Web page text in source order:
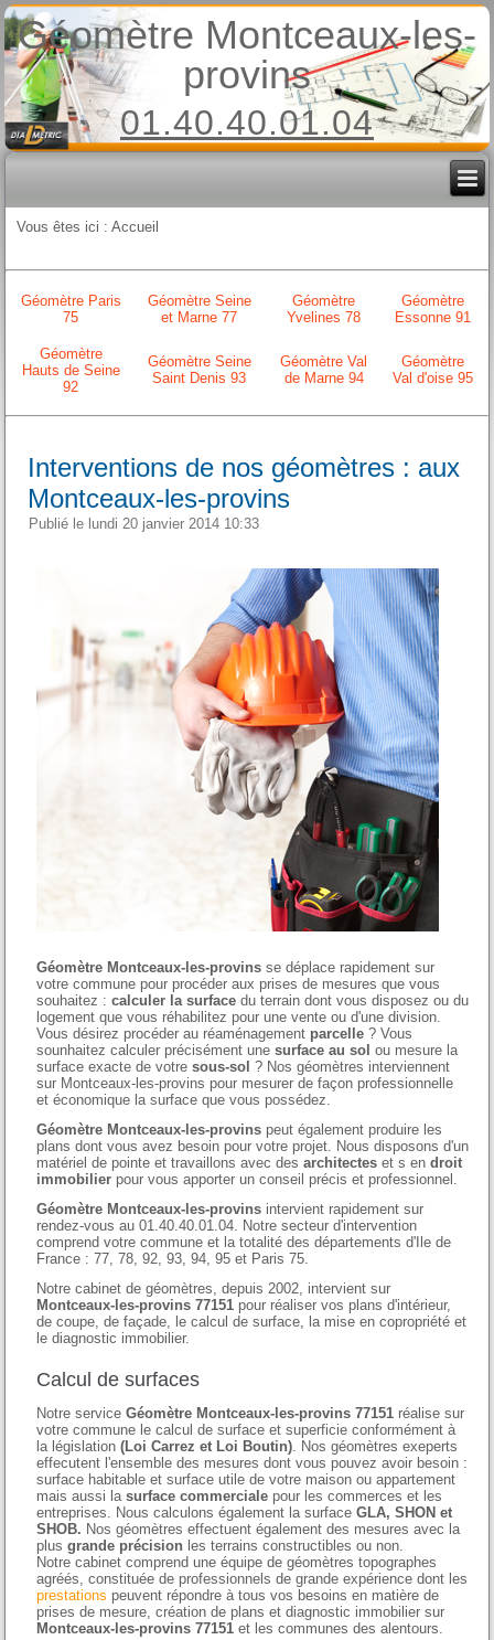
Géomètre Montceaux-les-
provins
01.40.40.01.04
Vous êtes ici :Accueil
Géomètre Paris
75
Géomètre Seine
et Marne 77
Géomètre
Yvelines 78
Géomètre
Essonne 91
Géomètre
Hauts de Seine
92
Géomètre Seine
Saint Denis 93
Géomètre Val
de Marne 94
Géomètre
Val d'oise 95
Interventions de nos géomètres : aux
Montceaux-les-provins
Publié le lundi 20 janvier 2014 10:33
Géomètre Montceaux-les-provins se déplace rapidement sur
votre commune pour procéder aux prises de mesures que vous
souhaitez :calculer la surface du terrain dont vous disposez ou du
logement que vous réhabilitez pour une vente ou d'une division.
Vous désirez procéder au réaménagement parcelle ? Vous
sounhaitez calculer précisément unesurface au sol ou mesure la
surface exacte de votresous-sol ? Nos géomètres interviennent
sur Montceaux-les-provins pour mesurer de façon professionnelle
et économique la surface que vous possédez.
Géomètre Montceaux-les-provins peut également produire les
plans dont vous avez besoin pour votre projet. Nous disposons d'un
matériel de pointe et travaillons avec desarchitectes et s endroit
immobilier pour vous apporter un conseil précis et professionnel.
Géomètre Montceaux-les-provins intervient rapidement sur
rendez-vous au 01.40.40.01.04. Notre secteur d'intervention
comprend votre commune et la totalité des départements d'Ile de
France : 77, 78, 92, 93, 94, 95 et Paris 75.
Notre cabinet de géomètres, depuis 2002, intervient sur
Montceaux-les-provins 77151 pour réaliser vos plans d'intérieur,
de coupe, de façade, le calcul de surface, la mise en copropriété et
le diagnostic immobilier.
Calcul de surfaces
Notre serviceGéomètre Montceaux-les-provins 77151 réalise sur
votre commune le calcul de surface et superficie conformément à
la législation(Loi Carrez et Loi Boutin) . Nos géomètres exeperts
effecutent l'ensemble des mesures dont vous pouvez avoir besoin :
surface habitable et surface utile de votre maison ou appartement
mais aussi lasurface commerciale pour les commerces et les
entreprises. Nous calculons également la surfaceGLA, SHON et
SHOB. Nos géomètres effectuent également des mesures avec la
plusgrande précision les terrains constructibles ou non.
Notre cabinet comprend une équipe de géomètres topographes
agréés, constituée de professionnels de grande expérience dont les
prestations peuvent répondre à tous vos besoins en matière de
prises de mesure, création de plans et diagnostic immobilier sur
Montceaux-les-provins 77151 et les communes des alentours.